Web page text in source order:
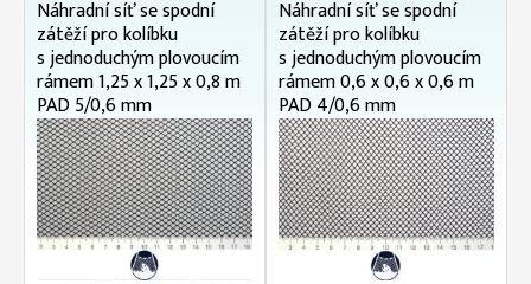
Náhradní síť se spodní
zátěží pro kolíbku
s jednoduchým plovoucím
rámem 1,25 x 1,25 x 0,8 m
PAD 5/0,6 mm
Náhradní síť se spodní
zátěží pro kolíbku
s jednoduchým plovoucím
rámem 0,6 x 0,6 x 0,6 m
PAD 4/0,6 mm